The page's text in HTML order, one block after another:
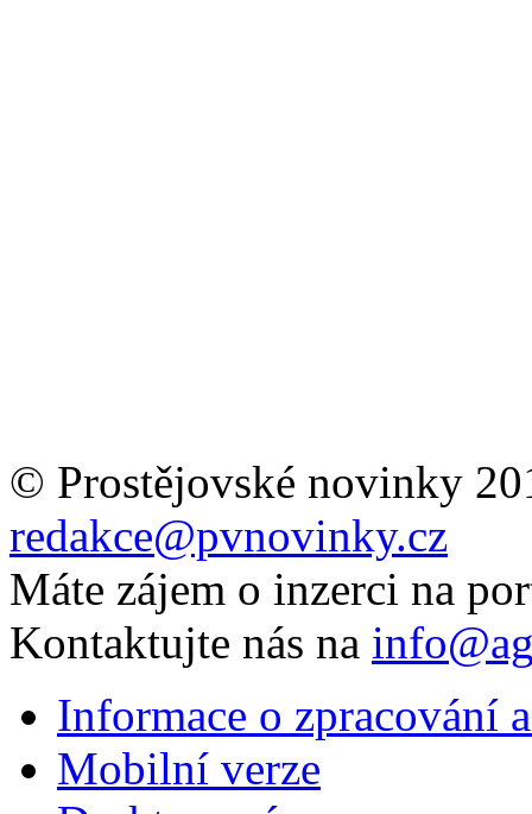
© Prostějovské novinky
redakce@pvnovinky.cz
Máte zájem o inzerci na
Kontaktujte nás na
Informace o zpracování
Mobilní verze